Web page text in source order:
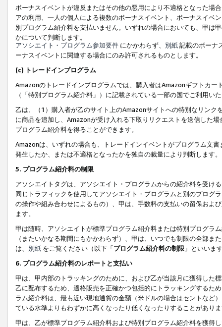
ボーナスイベントが違反またはその他の悪用により不適格となった場
アの利用、一人の個人による複数のボーナスイベント、ボーナスイベ
別プログラム紹介料を支払いません。いずれの場合においても、甲は
かについて判断します。
アソシエイト・プログラム参加要件 にかかわらず、 別紙記載のボーナ
ーナスイベントに関連する場合にのみ許可されるものとします。
(c) トレードインプログラム
Amazonのトレードインプログラムでは、購入者はAmazonギフトカ
（「特別プログラム紹介料」）に記載されている一部の国でご利用い
乙は、（1）購入者が乙のサイト上のAmazonサイトへの特別なリン
に商品を追加し、Amazonが受け入れる下取りリクエストを送信した
プログラム紹介料を得ることができます。
Amazonは、いずれの場合も、トレードインイベントがプログラム文
発生したか、または不適格となったかを独自の裁量により判断します。
5. プログラム紹介料の制限
アソシエイトタグは、アソシエイト・プログラムからの紹介料を受け
同じトラフィックを使用してアソシエイト・プログラムと別のプログ
の操作や組み合わせによるもの）、甲は、手数料の支払いの留保およ
ます。
甲は随時、アソシエイトが標準プログラム紹介料または特別プログラ
（またいかなる期間にもかかわらず）、甲は、いつでも制限の全部
は、 別紙 をご覧ください（以下「プログラム紹介料の制限 」といいま
6. プログラム紹介料のレポートと支払い
甲は、甲内部のトラッキングのために、および乙が当該月に獲得した
乙に配布するため、適格販売を正確かつ包括的にトラッキングするた
ラム紹介料は、最も近い現地通貨の金額（米ドルの場合はセントなど
ている水準よりもわずかに高くなったり低くなったりすることがあり
甲は、乙が標準プログラム紹介料および特別プログラム紹介料を獲得